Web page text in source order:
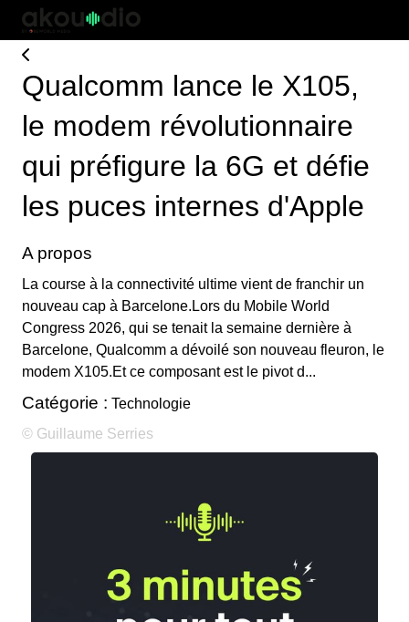
Qualcomm lance le X105,
le modem révolutionnaire
qui préfigure la 6G et défie
les puces internes d'Apple
A propos
La course à la connectivité ultime vient de franchir un
nouveau cap à Barcelone.Lors du Mobile World
Congress 2026, qui se tenait la semaine dernière à
Barcelone, Qualcomm a dévoilé son nouveau fleuron, le
modem X105.Et ce composant est le pivot d...
Catégorie : Technologie
© Guillaume Serries